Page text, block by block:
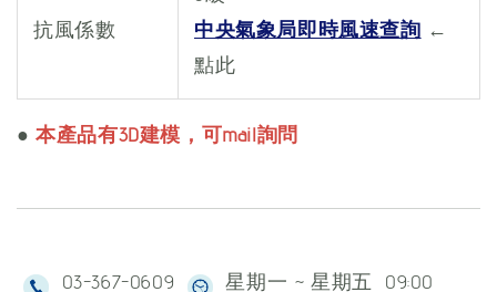
抗風係數
中央氣象局即時風速查詢 ←
點此
●本產品有3D建模，可mail詢問
03-367-0609
星期一 ~ 星期五 09:00